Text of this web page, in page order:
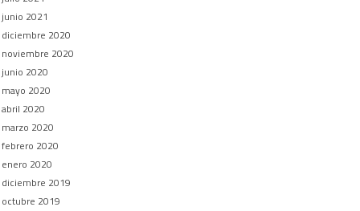
junio 2021
diciembre 2020
noviembre 2020
junio 2020
mayo 2020
abril 2020
marzo 2020
febrero 2020
enero 2020
diciembre 2019
octubre 2019